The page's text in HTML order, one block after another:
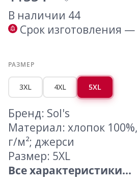
В наличии 44
Срок изготовления —
РАЗМЕР
3XL 4XL 5XL
Бренд: Sol's
Материал: хлопок
г/м²; джерси
Размер: 5XL
Все характеристики...